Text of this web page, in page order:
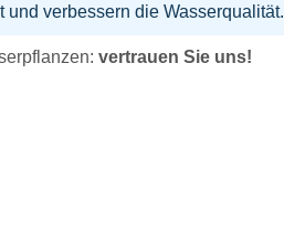
und verbessern die Wasserqualität.
vertrauen Sie uns!